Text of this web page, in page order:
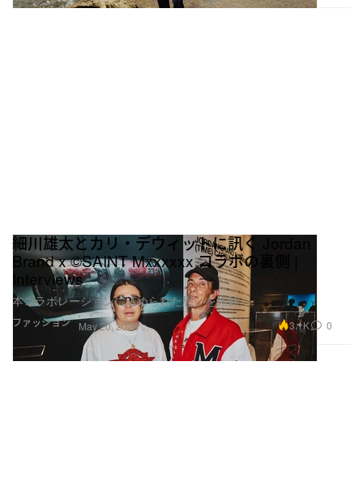
ファッション
細川雄太とカリ・デウィットに訊く Jordan
Brand x ©SAINT Mxxxxxx コラボの裏側 |
Interviews
本コラボレーションに込められた思いを紐解く
May 20, 2026 3.1K 0